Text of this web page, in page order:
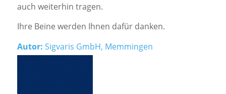
auch weiterhin tragen.
Ihre Beine werden Ihnen dafür danken.
Autor: Sigvaris GmbH, Memmingen